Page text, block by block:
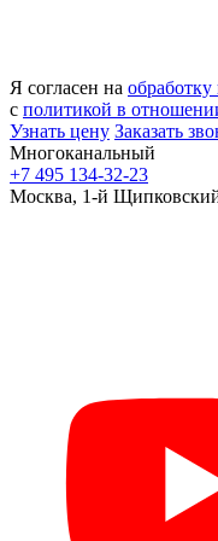
Я согласен на
с политикой в
Узнать цену Заказать
Многоканальный
+7 495 134-32-23
Москва, 1-й